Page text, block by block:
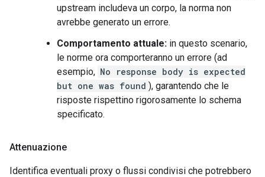
upstream includeva un corpo, la norma non
avrebbe generato un errore.
Comportamento attuale: in questo scenario,
le norme ora comporteranno un errore (ad
esempio, No response body is expected
but one was found ), garantendo che le
risposte rispettino rigorosamente lo schema
specificato.
Attenuazione
Identifica eventuali proxy o flussi condivisi che potrebbero